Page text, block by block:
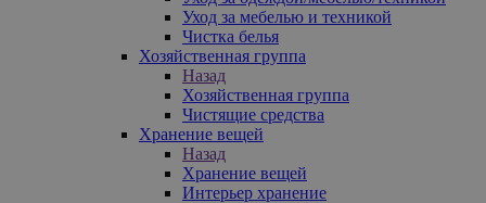
Уход за мебелью и техникой
Чистка белья
Хозяйственная группа
Назад
Хозяйственная группа
Чистящие средства
Хранение вещей
Назад
Хранение вещей
Интерьер хранение